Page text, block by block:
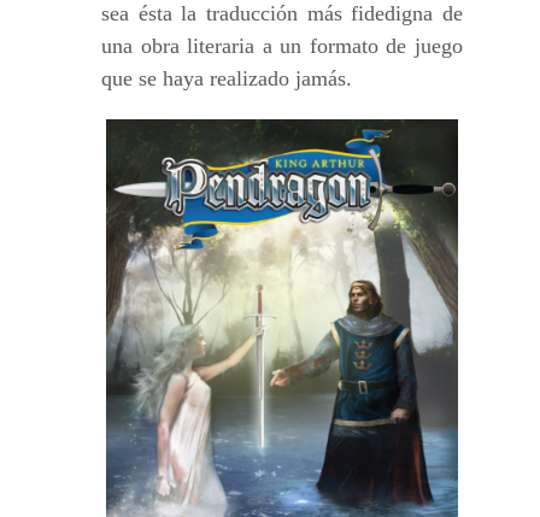
sea ésta la traducción más fidedigna de
una obra literaria a un formato de juego
que se haya realizado jamás.